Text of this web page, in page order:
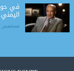
في
سبتمبر 02, 2024